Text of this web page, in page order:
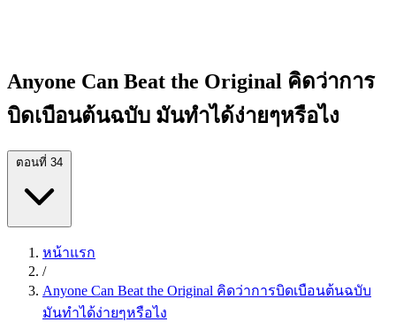
Anyone Can Beat the Original คิดว่าการ
บิดเบือนต้นฉบับ มันทำได้ง่ายๆหรือไง
ตอนที่ 34
หน้าแรก
/
Anyone Can Beat the Original คิดว่าการบิดเบือนต้นฉบับ
มันทำได้ง่ายๆหรือไง